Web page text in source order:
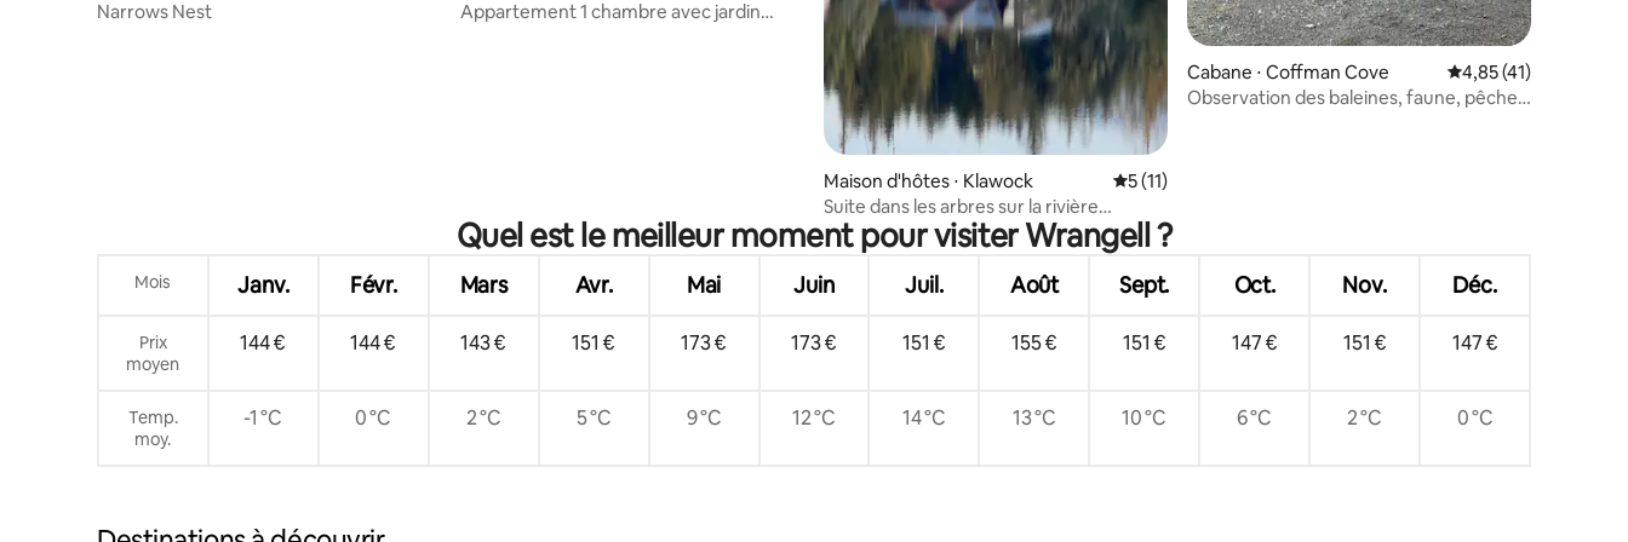
Narrows Nest
Appartement 1 chambre avec jardin
Maison d'hôtes ⋅ Klawock Évaluation moyenne sur la base de 11 commentaires : 5 sur 5
5 (11)
Suite dans les arbres sur la rivière
Klawock
Cabane ⋅ Coffman Cove Évaluation moyenne
4,85 (41)
Observation des baleines, faune, pêche,
Quel est le meilleur moment pour visiter Wrangell ?
Mois Janv. Févr. Mars Avr. Mai Juin Juil. Août Sept. Oct. Nov. Déc.
Prix
moyen
144 € 144 € 143 € 151 € 173 € 173 € 151 € 155 € 151 € 147 € 151 € 147 €
Temp.
moy.
-1 °C 0 °C 2 °C 5 °C 9 °C 12 °C 14 °C 13 °C 10 °C 6 °C 2 °C 0 °C